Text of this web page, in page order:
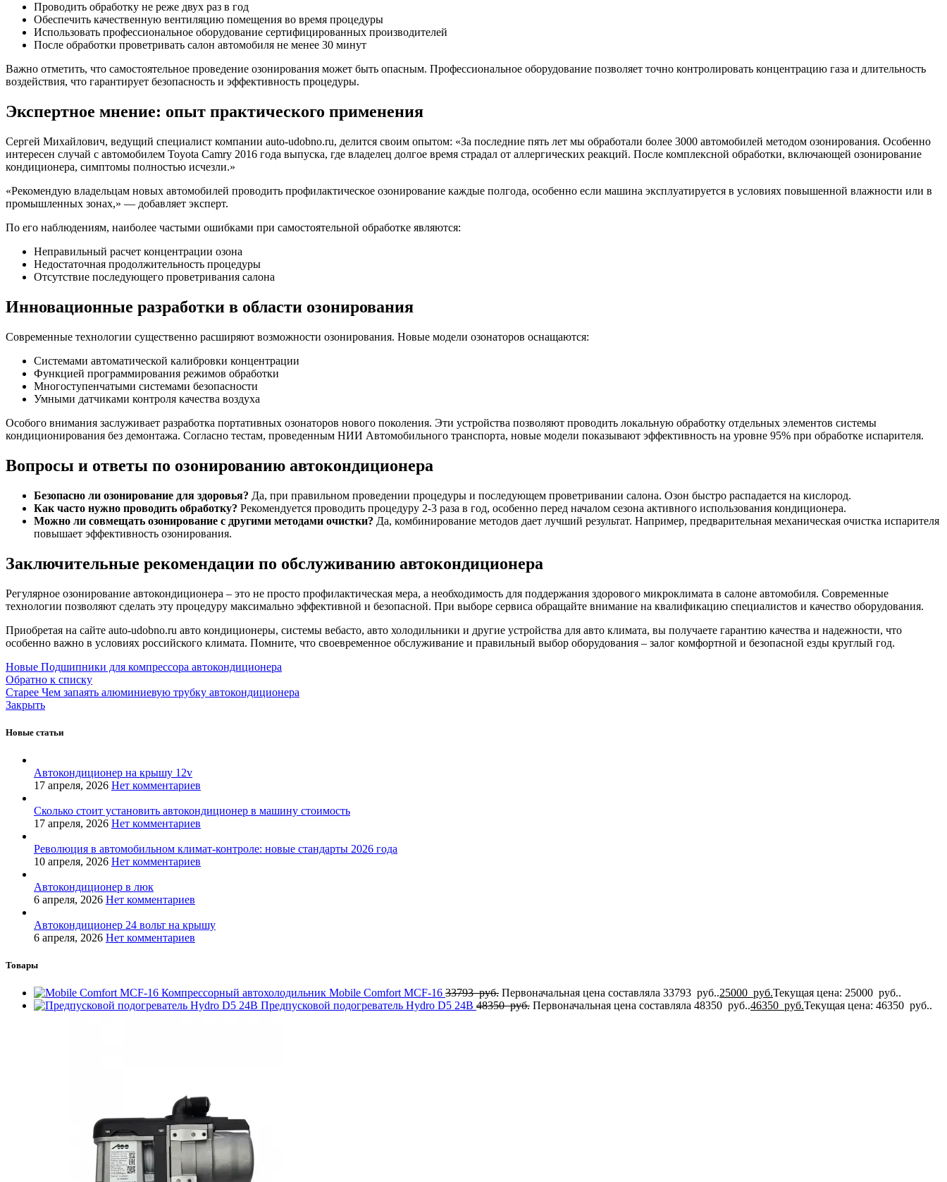
Проводить обработку не реже двух раз в год
Обеспечить качественную вентиляцию помещения во время процедуры
Использовать профессиональное оборудование сертифицированных производителей
После обработки проветривать салон автомобиля не менее 30 минут
Важно отметить, что самостоятельное проведение озонирования может быть опасным. Профессиональное оборудование позволяет точно контролировать концентрацию газа и длительность
воздействия, что гарантирует безопасность и эффективность процедуры.
Экспертное мнение: опыт практического применения
Сергей Михайлович, ведущий специалист компании auto-udobno.ru, делится своим опытом: «За последние пять лет мы обработали более 3000 автомобилей методом озонирования. Особенно
интересен случай с автомобилем Toyota Camry 2016 года выпуска, где владелец долгое время страдал от аллергических реакций. После комплексной обработки, включающей озонирование
кондиционера, симптомы полностью исчезли.»
«Рекомендую владельцам новых автомобилей проводить профилактическое озонирование каждые полгода, особенно если машина эксплуатируется в условиях повышенной влажности или в
промышленных зонах,» — добавляет эксперт.
По его наблюдениям, наиболее частыми ошибками при самостоятельной обработке являются:
Неправильный расчет концентрации озона
Недостаточная продолжительность процедуры
Отсутствие последующего проветривания салона
Инновационные разработки в области озонирования
Современные технологии существенно расширяют возможности озонирования. Новые модели озонаторов оснащаются:
Системами автоматической калибровки концентрации
Функцией программирования режимов обработки
Многоступенчатыми системами безопасности
Умными датчиками контроля качества воздуха
Особого внимания заслуживает разработка портативных озонаторов нового поколения. Эти устройства позволяют проводить локальную обработку отдельных элементов системы
кондиционирования без демонтажа. Согласно тестам, проведенным НИИ Автомобильного транспорта, новые модели показывают эффективность на уровне 95% при обработке испарителя.
Вопросы и ответы по озонированию автокондиционера
Безопасно ли озонирование для здоровья? Да, при правильном проведении процедуры и последующем проветривании салона. Озон быстро распадается на кислород.
Как часто нужно проводить обработку? Рекомендуется проводить процедуру 2-3 раза в год, особенно перед началом сезона активного использования кондиционера.
Можно ли совмещать озонирование с другими методами очистки? Да, комбинирование методов дает лучший результат. Например, предварительная механическая очистка испарителя
повышает эффективность озонирования.
Заключительные рекомендации по обслуживанию автокондиционера
Регулярное озонирование автокондиционера – это не просто профилактическая мера, а необходимость для поддержания здорового микроклимата в салоне автомобиля. Современные
технологии позволяют сделать эту процедуру максимально эффективной и безопасной. При выборе сервиса обращайте внимание на квалификацию специалистов и качество оборудования.
Приобретая на сайте auto-udobno.ru авто кондиционеры, системы вебасто, авто холодильники и другие устройства для авто климата, вы получаете гарантию качества и надежности, что
особенно важно в условиях российского климата. Помните, что своевременное обслуживание и правильный выбор оборудования – залог комфортной и безопасной езды круглый год.
Новые Подшипники для компрессора автокондиционера
Обратно к списку
Старее Чем запаять алюминиевую трубку автокондиционера
Закрыть
Новые статьи
Автокондиционер на крышу 12v
17 апреля, 2026 Нет комментариев
Сколько стоит установить автокондиционер в машину стоимость
17 апреля, 2026 Нет комментариев
Революция в автомобильном климат-контроле: новые стандарты 2026 года
10 апреля, 2026 Нет комментариев
Автокондиционер в люк
6 апреля, 2026 Нет комментариев
Автокондиционер 24 вольт на крышу
6 апреля, 2026 Нет комментариев
Товары
Компрессорный автохолодильник Mobile Comfort MCF-16 33793руб. Первоначальная цена составляла 33793 руб..25000 руб.Текущая цена: 25000 руб..
Предпусковой подогреватель Hydro D5 24В 48350руб. Первоначальная цена составляла 48350 руб..46350 руб.Текущая цена: 46350 руб..